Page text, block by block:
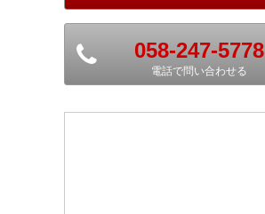
058-247-5778
電話で問い合わせる